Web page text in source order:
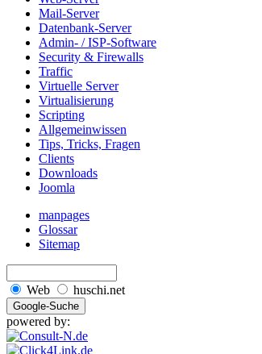
Mail-Server
Datenbank-Server
Admin- / ISP-Software
Security & Firewalls
Traffic
Virtuelle Server
Virtualisierung
Scripting
Allgemeinwissen
Tips, Tricks, Fragen
Clients
Downloads
Joomla
manpages
Glossar
Sitemap
Web huschi.net
powered by: